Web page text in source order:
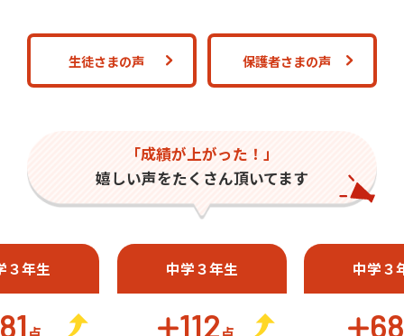
生徒さまの声 保護者さまの声
「成績が上がった！」
嬉しい声をたくさん頂いてます
３年生 中学３年生
112
中学３
68